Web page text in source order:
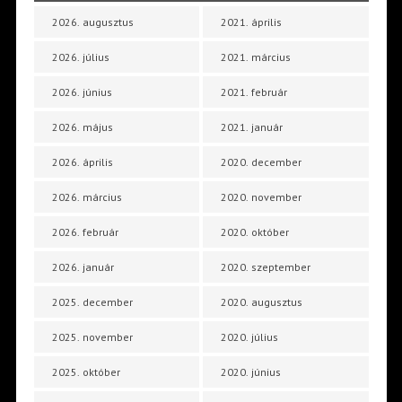
2026. augusztus
2026. július
2026. június
2026. május
2026. április
2026. március
2026. február
2026. január
2025. december
2025. november
2025. október
2021. április
2021. március
2021. február
2021. január
2020. december
2020. november
2020. október
2020. szeptember
2020. augusztus
2020. július
2020. június